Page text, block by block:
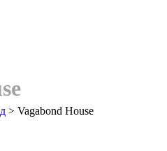
> Vagabond House